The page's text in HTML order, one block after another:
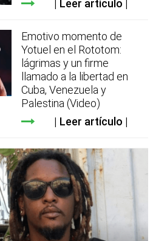
Leer artículo
Emotivo momento de
Yotuel en el Rototom:
lágrimas y un firme
llamado a la libertad en
Cuba, Venezuela y
Palestina (Video)
Leer artículo